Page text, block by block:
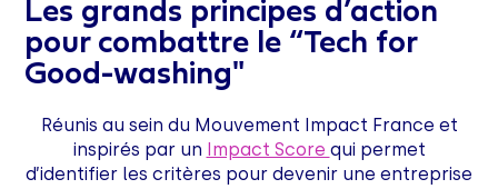
Les grands principes d’action
pour combattre le “Tech for
Good-washing"
Réunis au sein du Mouvement Impact France et
inspirés par un Impact Score qui permet
d’identifier les critères pour devenir une entreprise